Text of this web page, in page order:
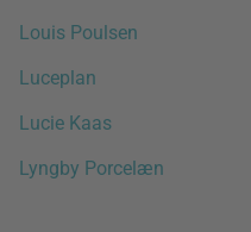
Louis Poulsen
Luceplan
Lucie Kaas
Lyngby Porcelæn